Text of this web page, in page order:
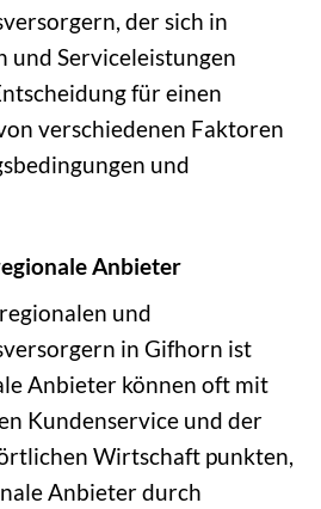
der sich in
und Serviceleistungen
für einen
verschiedenen Faktoren
und
Anbieter
und
in Gifhorn ist
Anbieter können oft mit
Kundenservice und der
Wirtschaft punkten,
Anbieter durch